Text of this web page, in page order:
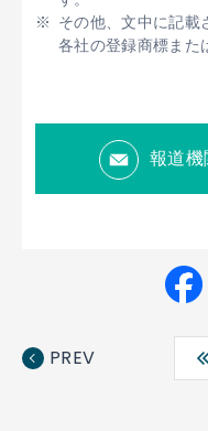
その他、文中に記載
各社の登録商標また
報道
ebo
PREV